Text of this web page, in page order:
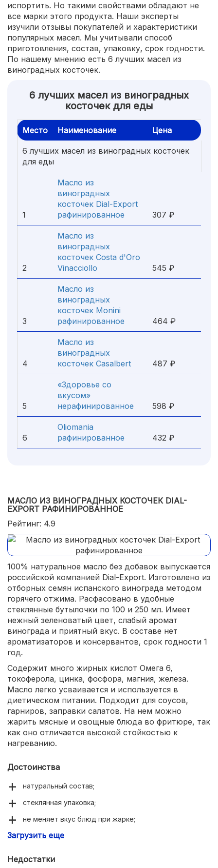
испортить. Но такими свойствами обладают не
все марки этого продукта. Наши эксперты
изучили отзывы покупателей и характеристики
популярных масел. Мы учитывали способ
приготовления, состав, упаковку, срок годности.
По нашему мнению есть 6 лучших масел из
виноградных косточек.
6 лучших масел из виноградных
косточек для еды
Место Наименование Цена
6 лучших масел из виноградных косточек
для еды
1
Масло из
виноградных
косточек Dial-Export
рафинированное
307 ₽
2
Масло из
виноградных
косточек Costa d'Oro
Vinacciollo
545 ₽
3
Масло из
виноградных
косточек Monini
рафинированное
464 ₽
4
Масло из
виноградных
косточек Casalbert
487 ₽
5
«Здоровье со
вкусом»
нерафинированное
598 ₽
6
Oliomania
рафинированное
432 ₽
МАСЛО ИЗ ВИНОГРАДНЫХ КОСТОЧЕК DIAL-
EXPORT РАФИНИРОВАННОЕ
Рейтинг: 4.9
100% натуральное масло без добавок выпускается
российской компанией Dial-Export. Изготовлено из
отборных семян испанского винограда методом
горячего отжима. Расфасовано в удобные
стеклянные бутылочки по 100 и 250 мл. Имеет
нежный зеленоватый цвет, слабый аромат
винограда и приятный вкус. В составе нет
ароматизаторов и консервантов, срок годности 1
год.
Содержит много жирных кислот Омега 6,
токоферола, цинка, фосфора, магния, железа.
Масло легко усваивается и используется в
диетическом питании. Подходит для соусов,
гарниров, заправки салатов. На нем можно
жарить мясные и овощные блюда во фритюре, так
как оно отличается высокой стойкостью к
нагреванию.
Достоинства
натуральный состав;
стеклянная упаковка;
не меняет вкус блюд при жарке;
приятный аромат;
Загрузить еще
Недостатки